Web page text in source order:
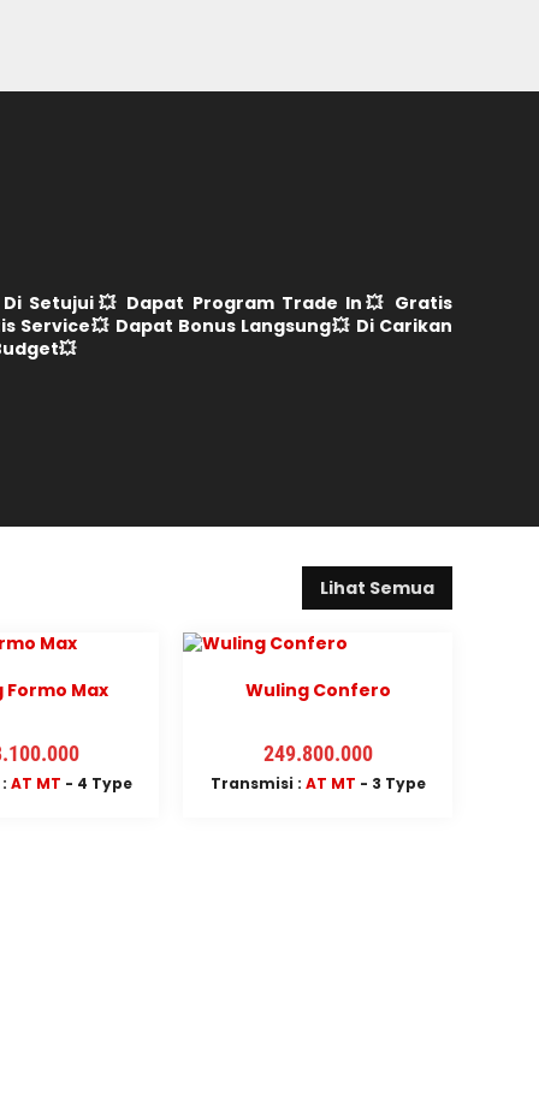
Di Setujui💥 Dapat Program Trade In💥 Gratis
Service💥 Dapat Bonus Langsung💥 Di Carikan
Lihat Semua
Formo Max
AT MT - 4 Type
Wuling Confero
249.800.000
Transmisi : AT MT - 3 Type